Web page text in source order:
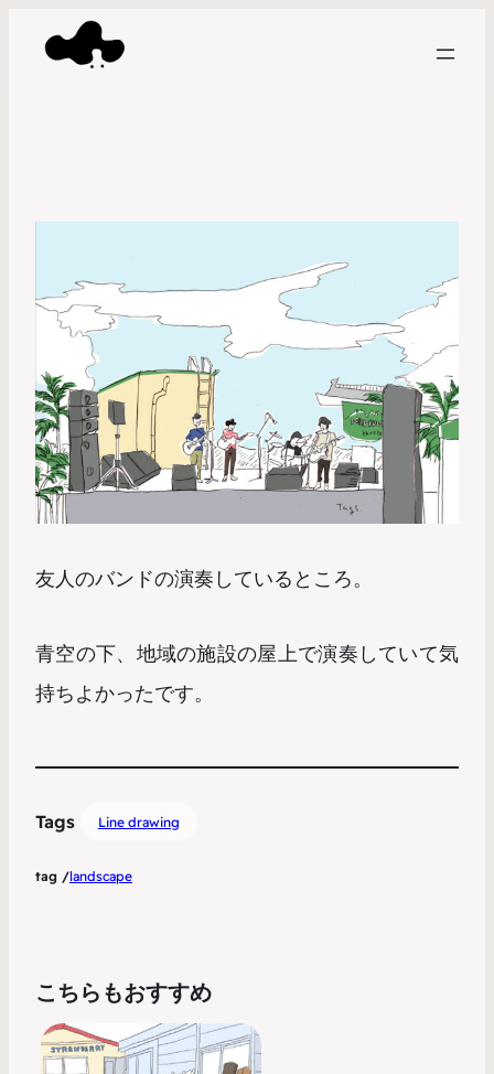
友人のバンドの演奏しているところ。
青空の下、地域の施設の屋上で演奏していて気
持ちよかったです。
Tags Line drawing
tag /landscape
こちらもおすすめ